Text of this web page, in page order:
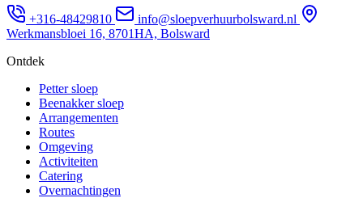
+316-48429810
info@sloepverhuurbolsward.nl
Werkmansbloei 16, 8701HA, Bolsward
Ontdek
Petter sloep
Beenakker sloep
Arrangementen
Routes
Omgeving
Activiteiten
Catering
Overnachtingen